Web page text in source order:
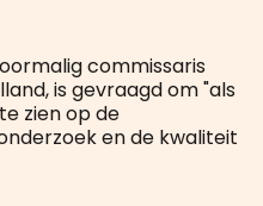
commissaris
is gevraagd om "als
zien op de
en de kwaliteit